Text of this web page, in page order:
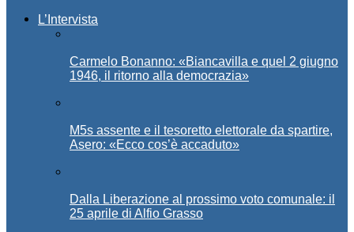
L’Intervista
Carmelo Bonanno: «Biancavilla e quel 2 giugno
1946, il ritorno alla democrazia»
M5s assente e il tesoretto elettorale da spartire,
Asero: «Ecco cos’è accaduto»
Dalla Liberazione al prossimo voto comunale: il
25 aprile di Alfio Grasso